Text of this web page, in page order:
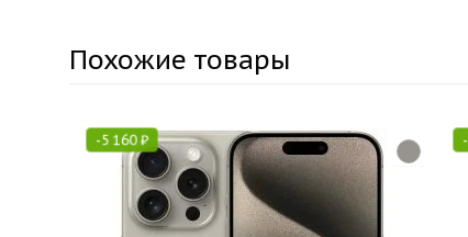
Похожие товары
-5 160₽ -